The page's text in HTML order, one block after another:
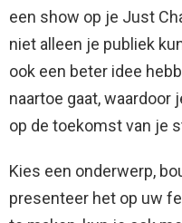
een show op je Just
niet alleen je publiek
ook een beter idee
naartoe gaat, waardoor
op de toekomst van je
Kies een onderwerp,
presenteer het op uw